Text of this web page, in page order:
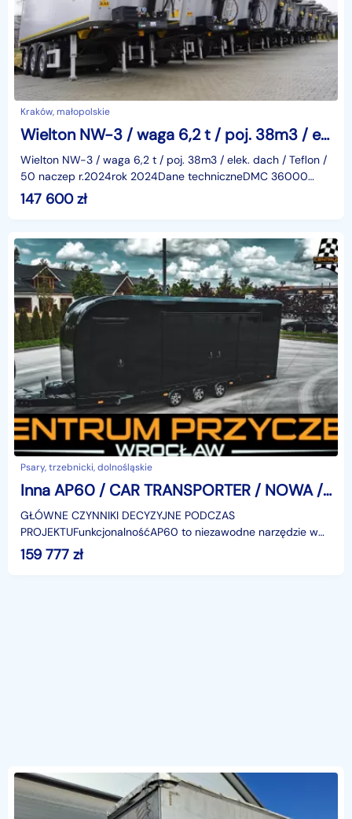
Kraków, małopolskie
Wielton NW-3 / waga 6,2 t / poj. 38m3 / elek. dach / Teflon/ 50 szt r.2024_242025
Wielton NW-3 / waga 6,2 t / poj. 38m3 / elek. dach / Teflon /
50 naczep r.2024rok 2024Dane techniczneDMC 36000
kgMasa 6200 kgładowność 29800 kgPojemność 38m3mul
147 600zł
Psary, trzebnicki, dolnośląskie
Inna AP60 / CAR TRANSPORTER / NOWA / RAMPA / 3 OSIOWA / DMC: 3500 KG
GŁÓWNE CZYNNIKI DECYZYJNE PODCZAS
PROJEKTUFunkcjonalnośćAP60 to niezawodne narzędzie w
Twoich rękach. W świecie, gdzie czas ma kluczowe
znaczenie, liczy się spr
159 777 zł